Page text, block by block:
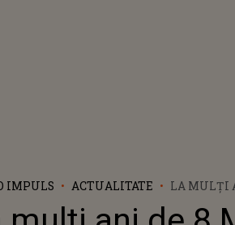
IMPULS ACTUALITATE
LA MULȚI
ZI